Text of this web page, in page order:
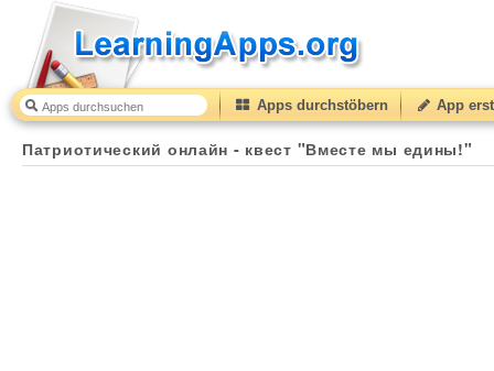
Apps durchstöbern App
Патриотический онлайн - квест "Вместе мы едины!"